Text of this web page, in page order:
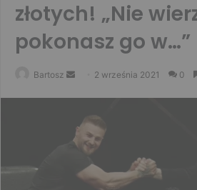
złotych! „Nie
pokonasz go w…”
Bartosz
Send 2 września 2021 0